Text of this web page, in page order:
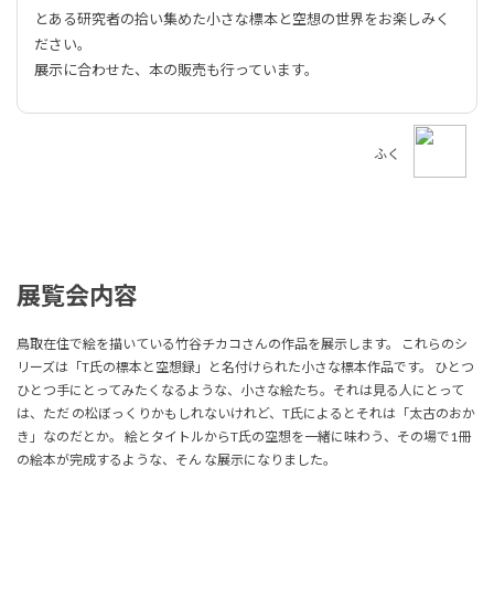
とある研究者の拾い集めた小さな標本と空想の世界をお楽しみく
ださい。
展示に合わせた、本の販売も行っています。
ふく
展覧会内容
鳥取在住で絵を描いている竹谷チカコさんの作品を展示します。 これらのシ
リーズは「T氏の標本と空想録」と名付けられた小さな標本作品です。 ひとつ
ひとつ手にとってみたくなるような、小さな絵たち。それは見る人にとって
は、ただ の松ぼっくりかもしれないけれど、T氏によるとそれは「太古のおか
き」なのだとか。 絵とタイトルからT氏の空想を一緒に味わう、その場で1冊
の絵本が完成するような、そん な展示になりました。